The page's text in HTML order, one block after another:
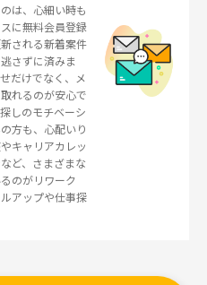
は、心細い時も
に無料会員登録
される新着案件
さずに済みま
だけでなく、メ
れるのが安心で
しのモチベーシ
方も、心配いり
キャリアカレッ
ど、さまざまな
のがリワーク
アップや仕事探